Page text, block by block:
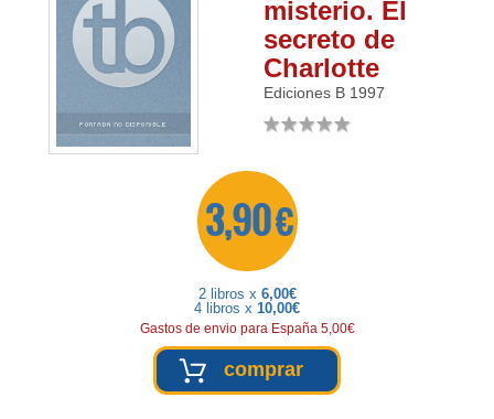
misterio. El
secreto de
Charlotte
Ediciones B 1997
3,90 €
2 libros x 6,00€
4 libros x 10,00€
Gastos de envio para España 5,00€
comprar